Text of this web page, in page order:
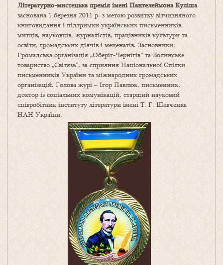
Літературно-мистецька премія імені Пантелеймона Куліша
заснована 1 березня 2011 р. з метою розвитку вітчизняного
книговидання і підтримки українських письменників,
митців, науковців, журналістів, працівників культури та
освіти, громадських діячів і меценатів. Засновники:
Громадська організація „Оберіг-Чернігів” та Волинське
товариство „Світязь”, за сприяння Національної Спілки
письменників України та міжнародних громадських
організацій. Голова журі – Ігор Павлюк, письменник,
доктор із соціальних комунікацій, старший науковий
співробітник інституту літератури імені Т. Г. Шевченка
НАН України.